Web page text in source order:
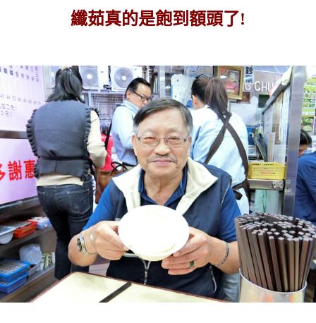
纖茹真的是飽到額頭了!